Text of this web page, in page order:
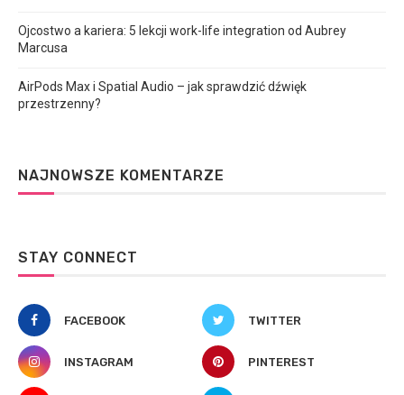
Ojcostwo a kariera: 5 lekcji work-life integration od Aubrey
Marcusa
AirPods Max i Spatial Audio – jak sprawdzić dźwięk
przestrzenny?
NAJNOWSZE KOMENTARZE
STAY CONNECT
FACEBOOK TWITTER
INSTAGRAM PINTEREST